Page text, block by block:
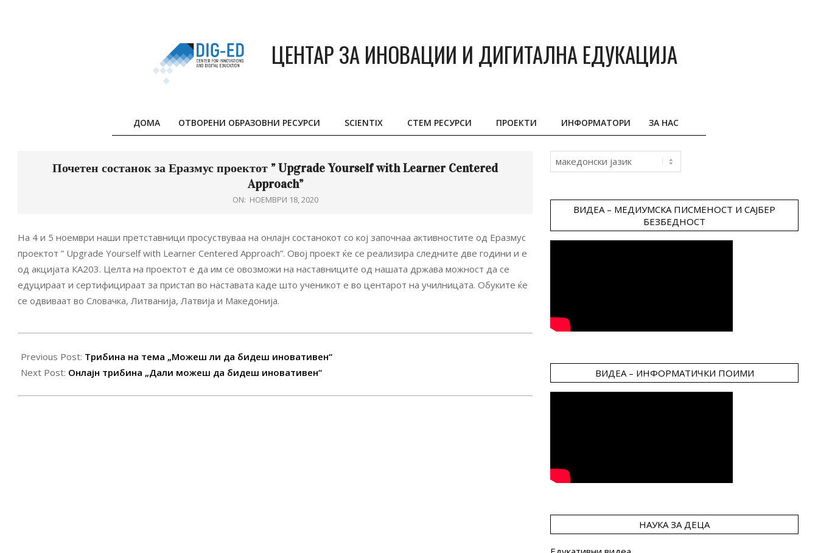
ЦЕНТАР ЗА ИНОВАЦИИ И ДИГИТАЛНА ЕДУКАЦИЈА
Primary
ДОМА ОТВОРЕНИ ОБРАЗОВНИ РЕСУРСИ SCIENTIX СТЕМ РЕСУРСИ ПРОЕКТИ ИНФОРМАТОРИ ЗА НАС
Почетен состанок за Еразмус проектот ” Upgrade Yourself with Learner Centered
Approach”
ON: НОЕМВРИ 18, 2020
На 4 и 5 ноември наши претставници просуствуваа на онлајн состанокот со кој започнаа активностите од Еразмус
проектот ” Upgrade Yourself with Learner Centered Approach”. Овој проект ќе се реализира следните две години и е
од акцијата КА203. Целта на проектот е да им се овозможи на наставниците од нашата држава можност да се
едуцираат и сертифицираат за пристап во наставата каде што ученикот е во центарот на училницата. Обуките ќе
се одвиваат во Словачка, Литванија, Латвија и Македонија.
11-
18
Previous Post: Трибина на тема „Можеш ли да бидеш иновативен“
Next Post: Онлајн трибина „Дали можеш да бидеш иновативен“
a
ВИДЕА – МЕДИУМСКА ПИСМЕНОСТ И САЈБЕР
БЕЗБЕДНОСТ
ВИДЕА – ИНФОРМАТИЧКИ ПОИМИ
НАУКА ЗА ДЕЦА